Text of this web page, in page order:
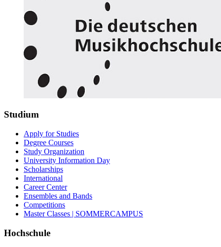
Studium
Apply for Studies
Degree Courses
Study Organization
University Information Day
Scholarships
International
Career Center
Ensembles and Bands
Competitions
Master Classes | SOMMERCAMPUS
Hochschule